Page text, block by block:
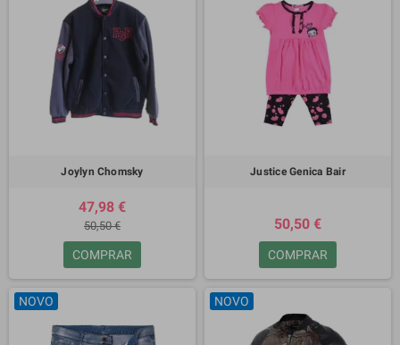
Joylyn Chomsky
47,98 €
50,50 €
COMPRAR
Justice Genica Bair
50,50 €
COMPRAR
NOVO NOVO